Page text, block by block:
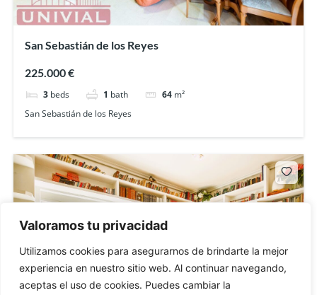
Valoramos tu privacidad
Utilizamos cookies para asegurarnos de brindarte la mejor
experiencia en nuestro sitio web. Al continuar navegando,
aceptas el uso de cookies. Puedes cambiar la
San Sebastián de los Reyes
225.000 €
3 beds 1 bath 64 m²
San Sebastián de los Reyes